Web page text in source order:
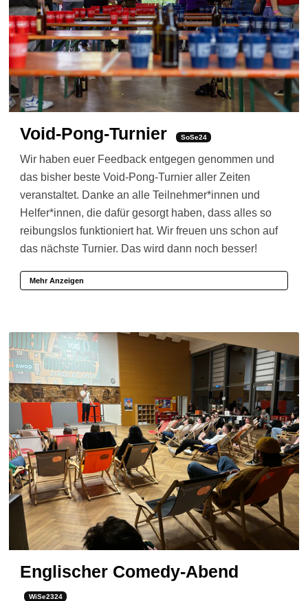
Void-Pong-Turnier SoSe24
Wir haben euer Feedback entgegen genommen und
das bisher beste Void-Pong-Turnier aller Zeiten
veranstaltet. Danke an alle Teilnehmer*innen und
Helfer*innen, die dafür gesorgt haben, dass alles so
reibungslos funktioniert hat. Wir freuen uns schon auf
das nächste Turnier. Das wird dann noch besser!
Mehr Anzeigen
Englischer Comedy-Abend
WiSe2324